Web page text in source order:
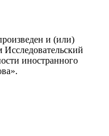
и (или)
иностранного